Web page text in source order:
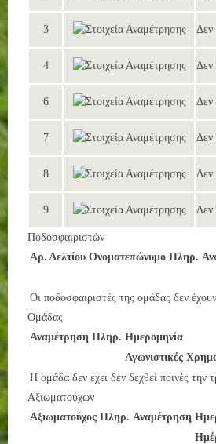
3 Δεν
4 Δεν
6 Δεν
7 Δεν
8 Δεν
9 Δεν
Ποδοσφαιριστών
Αρ. Δελτίου Ονοματεπώνυμο Πληρ.
Οι ποδοσφαιριστές της ομάδας δεν
Ομάδας
Αναμέτρηση Πληρ. Ημερομηνία
Αγωνιστικές
Η ομάδα δεν έχει δεν δεχθεί ποινές την
Αξιωματούχων
Αξιωματούχος Πληρ. Αναμέτρηση